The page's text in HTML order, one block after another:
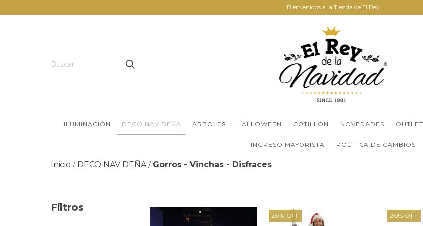
Bienvenidos a la Tienda de El Rey
ILUMINACIÓN DECO NAVIDEÑA ARBOLES HALLOWEEN COTILLÓN NOVEDADES OUTLET
INGRESO MAYORISTA POLÍTICA DE CAMBIOS
Inicio / DECO NAVIDEÑA / Gorros - Vinchas - Disfraces
Filtros
20% OFF 20% OFF